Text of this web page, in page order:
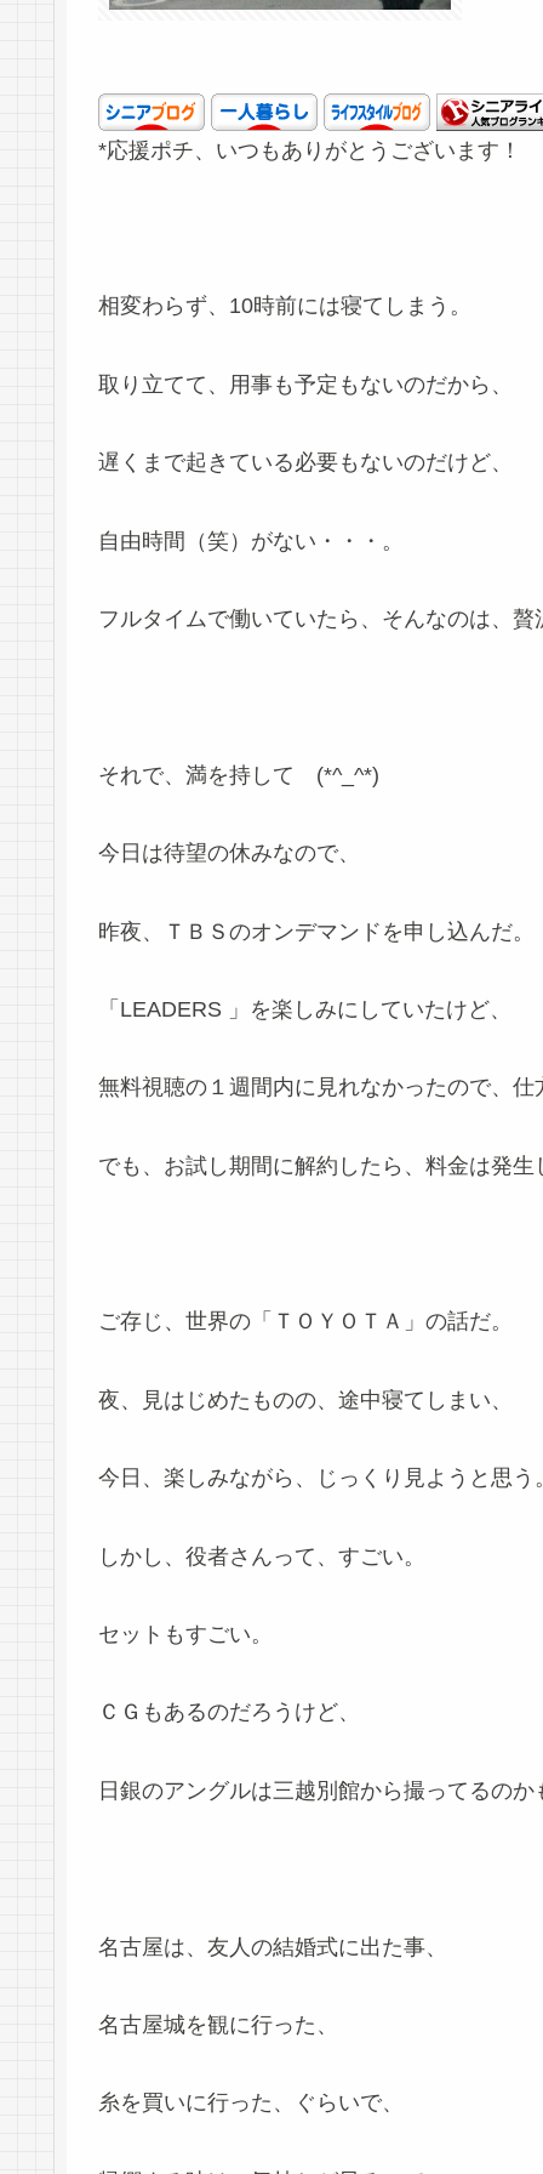
*応援ポチ、いつもありがとうございます！
相変わらず、10時前には寝てしまう。
取り立てて、用事も予定もないのだから、
遅くまで起きている必要もないのだけど、
自由時間（笑）がない・・・。
フルタイムで働いていたら、そんなのは、
それで、満を持して (*^_^*)
今日は待望の休みなので、
昨夜、ＴＢＳのオンデマンドを申し込んだ。
「LEADERS 」を楽しみにしていたけど、
無料視聴の１週間内に見れなかったので、仕
でも、お試し期間に解約したら、料金は発
ご存じ、世界の「ＴＯＹＯＴＡ」の話だ。
夜、見はじめたものの、途中寝てしまい、
今日、楽しみながら、じっくり見ようと思う
しかし、役者さんって、すごい。
セットもすごい。
ＣＧもあるのだろうけど、
日銀のアングルは三越別館から撮ってるのか
名古屋は、友人の結婚式に出た事、
名古屋城を観に行った、
糸を買いに行った、ぐらいで、